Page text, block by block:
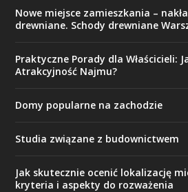
Nowe miejsce zamieszkania –
drewniane. Schody drewniane
Praktyczne Porady dla Właścicieli:
Atrakcyjność Najmu?
Domy popularne na zachodzie
Studia związane z budownictwem
Jak skutecznie ocenić lokalizację
kryteria i aspekty do rozważenia